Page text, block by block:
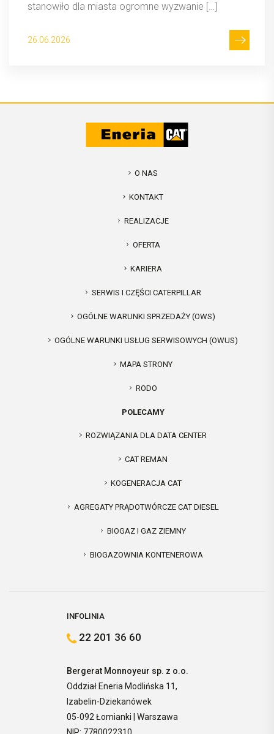
stanowiło dla miasta ogromne wyzwanie […]
26.06.2026
O NAS
KONTAKT
REALIZACJE
OFERTA
KARIERA
SERWIS I CZĘŚCI CATERPILLAR
OGÓLNE WARUNKI SPRZEDAŻY (OWS)
OGÓLNE WARUNKI USŁUG SERWISOWYCH (OWUS)
MAPA STRONY
RODO
POLECAMY
ROZWIĄZANIA DLA DATA CENTER
CAT REMAN
KOGENERACJA CAT
AGREGATY PRĄDOTWÓRCZE CAT DIESEL
BIOGAZ I GAZ ZIEMNY
BIOGAZOWNIA KONTENEROWA
INFOLINIA
22 201 36 60
Bergerat Monnoyeur sp. z o.o.
Oddział Eneria Modlińska 11,
Izabelin-Dziekanówek
05-092 Łomianki | Warszawa